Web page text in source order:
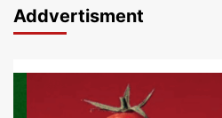
Addvertisment